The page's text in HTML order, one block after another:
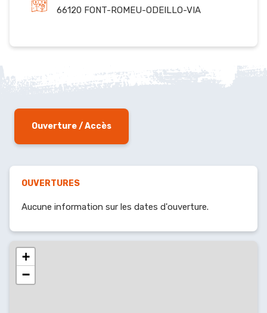
66120 FONT-ROMEU-ODEILLO-VIA
Ouverture / Accès
OUVERTURES
Aucune information sur les dates d'ouverture.
+
−